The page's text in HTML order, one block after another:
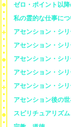
ゼロ・ポイント以
私の霊的な仕事につ
アセンション・シ
アセンション・シ
アセンション・シ
アセンション・シ
アセンション・シ
アセンション後の
スピリチュアリズ